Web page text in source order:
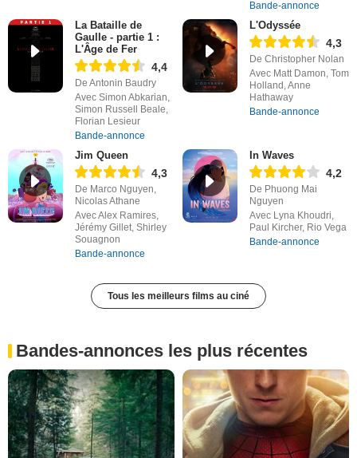
Bande-annonce
La Bataille de
Gaulle - partie 1 :
L'Âge de Fer
4,4
De Antonin Baudry
Avec Simon Abkarian,
Simon Russell Beale,
Florian Lesieur
Bande-annonce
L'Odyssée
4,3
De Christopher Nolan
Avec Matt Damon, Tom
Holland, Anne
Hathaway
Bande-annonce
Jim Queen
4,3
De Marco Nguyen,
Nicolas Athane
Avec Alex Ramires,
Jérémy Gillet, Shirley
Souagnon
Bande-annonce
In Waves
4,2
De Phuong Mai
Nguyen
Avec Lyna Khoudri,
Paul Kircher, Rio Vega
Bande-annonce
Tous les meilleurs films au ciné
Bandes-annonces les plus récentes